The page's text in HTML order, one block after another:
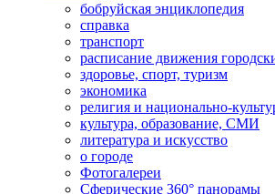
бобруйская энциклопедия
справка
транспорт
расписание движения
здоровье, спорт, туризм
экономика
религия и национально-
культура, образование, СМИ
литература и искусство
о городе
Фотогалереи
Сферические 360° панорамы